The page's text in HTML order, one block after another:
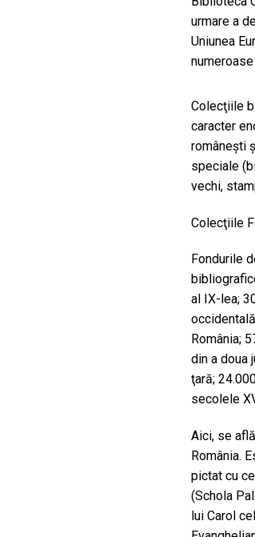
urmare a
Uniunea
Colecţiile
caracter
româneşti
speciale
vechi,
Colecţiile
Fondurile
al IX-lea;
România;
din a doua
ţară;
secolele
Aici, se
România.
pictat cu
(Schola
lui Carol